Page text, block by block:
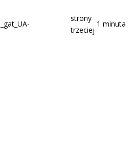
_gat_UA-
strony
trzeciej
1 minuta